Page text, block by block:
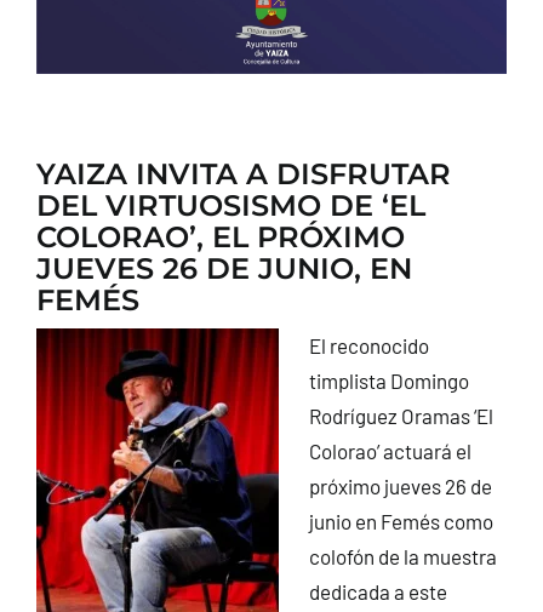
YAIZA INVITA A DISFRUTAR
DEL VIRTUOSISMO DE ‘EL
COLORAO’, EL PRÓXIMO
JUEVES 26 DE JUNIO, EN
FEMÉS
El reconocido
timplista Domingo
Rodríguez Oramas ‘El
Colorao’ actuará el
próximo jueves 26 de
junio en Femés como
colofón de la muestra
dedicada a este